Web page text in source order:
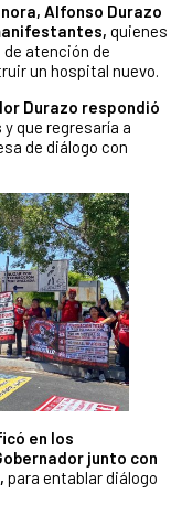
Alfonso Durazo
quienes
atención de
un hospital nuevo.
Durazo respondió
y que regresaría a
de diálogo con
en los
junto con
para entablar diálogo